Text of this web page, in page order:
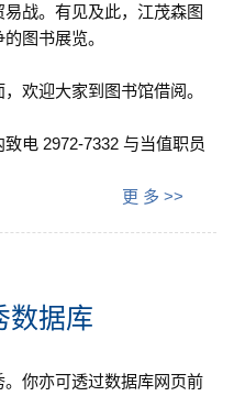
战。有见及此，江茂森图
图书展览。
欢迎大家到图书馆借阅。
电 2972-7332 与当值职员
更 多 >>
数据库
你亦可透过数据库网页前